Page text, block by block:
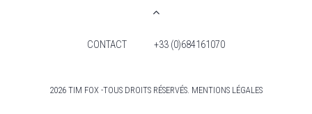
CONTACT +33 (0)684161070
2026 TIM FOX -TOUS DROITS RÉSERVÉS. MENTIONS LÉGALES